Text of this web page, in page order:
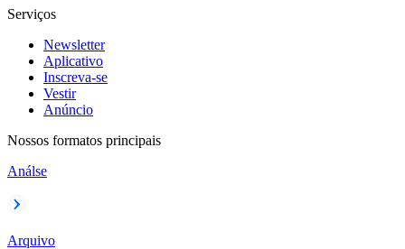
Serviços
Newsletter
Aplicativo
Inscreva-se
Vestir
Anúncio
Nossos formatos principais
Análse
Arquivo